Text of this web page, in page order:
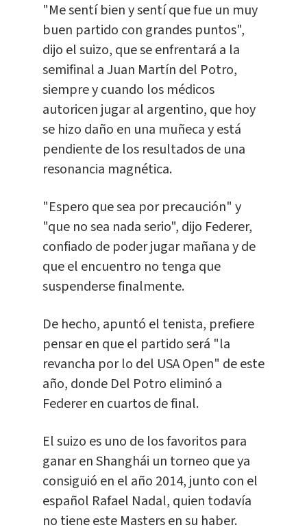
"Me sentí bien y sentí que fue un muy
buen partido con grandes puntos",
dijo el suizo, que se enfrentará a la
semifinal a Juan Martín del Potro,
siempre y cuando los médicos
autoricen jugar al argentino, que hoy
se hizo daño en una muñeca y está
pendiente de los resultados de una
resonancia magnética.
"Espero que sea por precaución" y
"que no sea nada serio", dijo Federer,
confiado de poder jugar mañana y de
que el encuentro no tenga que
suspenderse finalmente.
De hecho, apuntó el tenista, prefiere
pensar en que el partido será "la
revancha por lo del USA Open" de este
año, donde Del Potro eliminó a
Federer en cuartos de final.
El suizo es uno de los favoritos para
ganar en Shanghái un torneo que ya
consiguió en el año 2014, junto con el
español Rafael Nadal, quien todavía
no tiene este Masters en su haber.